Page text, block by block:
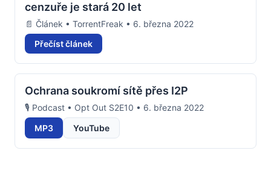
cenzuře je stará 20 let
📄 Článek • TorrentFreak • 6. března 2022
Přečíst článek
Ochrana soukromí sítě přes I2P
🎙️ Podcast • Opt Out S2E10 • 6. března 2022
MP3
YouTube